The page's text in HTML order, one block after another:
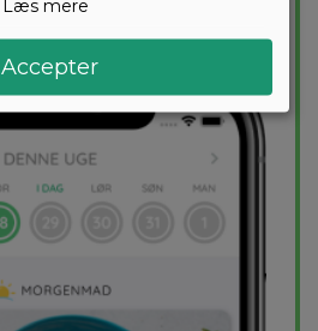
Læs mere
Accepter